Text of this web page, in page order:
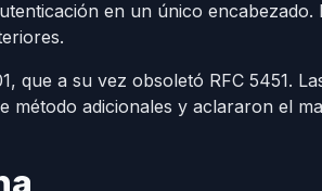
en un único
que a su vez obsoletó RFC 5451.
método adicionales y aclararon el